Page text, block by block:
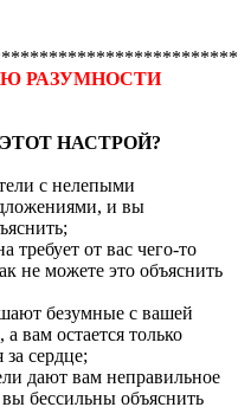
РАЗУМНОСТИ
НАСТРОЙ?
с нелепыми
и вы
от вас чего-то
не можете это объяснить
безумные с вашей
вам остается только
за сердце;
дают вам неправильное
бессильны объяснить